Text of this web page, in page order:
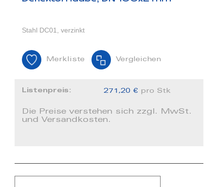
Stahl DC01, verzinkt
Merkliste Vergleichen
Listenpreis: 271,20 € pro Stk
Die Preise verstehen sich zzgl. MwSt.
und Versandkosten.